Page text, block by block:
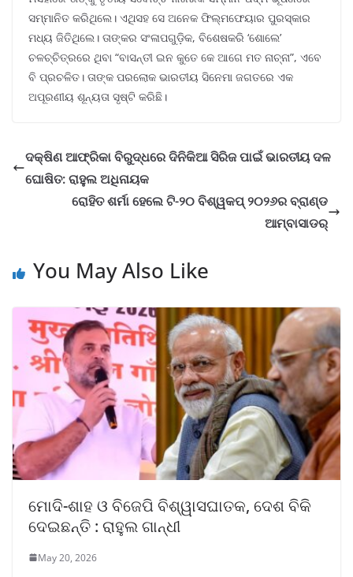
ସମ୍ମାନିତ କରିଥିଲେ। ଏଥିସହ ସେ ଅନେକ ଫିଲ୍ମଫେୟାର ପୁରସ୍କାର
ମଧ୍ୟ ଜିତିଥିଲେ। ତାଙ୍କର ସଂଳାପଗୁଡ଼ିକ, ବିଶେଷକରି ‘ଶୋଲେ’
ଚଳଚ୍ଚିତ୍ରରେ ଥିବା “ବାସନ୍ତୀ ଇନ କୁତେ କେ ଆଗେ ମତ ନାଚ୍‌ନା”, ଏବେ
ବି ପ୍ରଚଳିତ। ତାଙ୍କ ପରଲୋକ ଭାରତୀୟ ସିନେମା ଜଗତରେ ଏକ
ଅପୂରଣୀୟ ଶୂନ୍ୟତା ସୃଷ୍ଟି କରିଛି।
ଦକ୍ଷିଣ ଆଫ୍ରିକା ବିରୁଦ୍ଧରେ ଦିନିକିଆ ସିରିଜ ପାଇଁ ଭାରତୀୟ ଦଳ
ଘୋଷିତ: ରାହୁଲ ଅଧିନାୟକ
ରୋହିତ ଶର୍ମା ହେଲେ ଟି-୨୦ ବିଶ୍ୱକପ୍ ୨୦୨୬ର ବ୍ରାଣ୍ଡ
ଆମ୍ବାସାଡର୍
You May Also Like
ମୋଦି-ଶାହ ଓ ବିଜେପି ବିଶ୍ୱାସଘାତକ, ଦେଶ ବିକି
ଦେଇଛନ୍ତି : ରାହୁଲ ଗାନ୍ଧୀ
May 20, 2026